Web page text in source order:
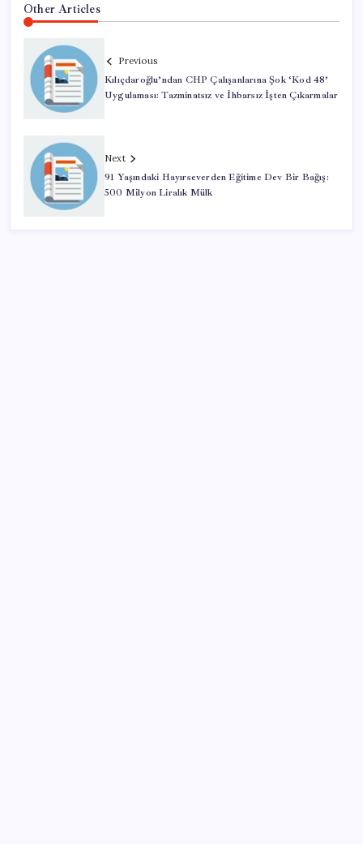
Other Articles
Previous
Kılıçdaroğlu’ndan CHP Çalışanlarına Şok ‘Kod 48’
Uygulaması: Tazminatsız ve İhbarsız İşten Çıkarmalar
Next
91 Yaşındaki Hayırseverden Eğitime Dev Bir Bağış:
500 Milyon Liralık Mülk